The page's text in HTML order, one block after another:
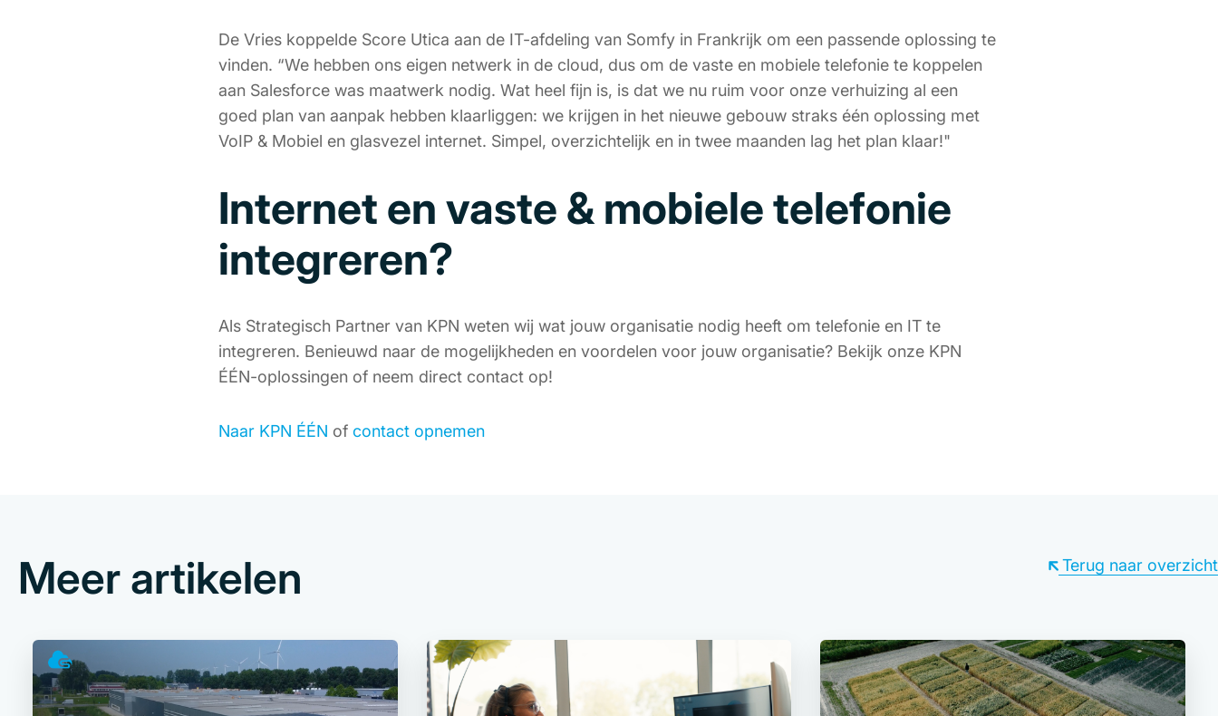
De Vries koppelde Score Utica aan de IT-afdeling van Somfy in Frankrijk om een passende oplossing te
vinden. “We hebben ons eigen netwerk in de cloud, dus om de vaste en mobiele telefonie te koppelen
aan Salesforce was maatwerk nodig. Wat heel fijn is, is dat we nu ruim voor onze verhuizing al een
goed plan van aanpak hebben klaarliggen: we krijgen in het nieuwe gebouw straks één oplossing met
VoIP & Mobiel en glasvezel internet. Simpel, overzichtelijk en in twee maanden lag het plan klaar!"
Internet en vaste & mobiele telefonie
integreren?
Als Strategisch Partner van KPN weten wij wat jouw organisatie nodig heeft om telefonie en IT te
integreren. Benieuwd naar de mogelijkheden en voordelen voor jouw organisatie? Bekijk onze KPN
ÉÉN-oplossingen of neem direct contact op!
Naar KPN ÉÉN of contact opnemen
Meer artikelen Terug naar overzicht